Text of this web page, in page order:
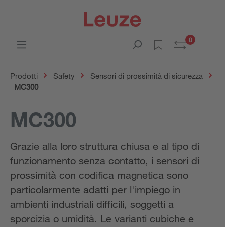
0
Prodotti Safety
Sensori di prossimità di sicurezza
MC300
MC300
Grazie alla loro struttura chiusa e al tipo di
funzionamento senza contatto, i sensori di
prossimità con codifica magnetica sono
particolarmente adatti per l'impiego in
ambienti industriali difficili, soggetti a
sporcizia o umidità. Le varianti cubiche e